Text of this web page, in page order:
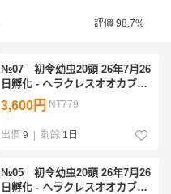
評價 98.7%
№07 初令幼虫20頭 26年7月26
日孵化 - ヘラクレスオオカブト
幼虫 HiroKa系血統 × OAKS系
血統
3,600円 NT779
出價 9 剩餘 1日
№05 初令幼虫20頭 26年7月26
日孵化 - ヘラクレスオオカブト